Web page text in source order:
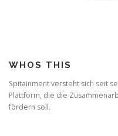
WHOS THIS
Spitainment versteht sich seit
Plattform, die die
fördern soll.